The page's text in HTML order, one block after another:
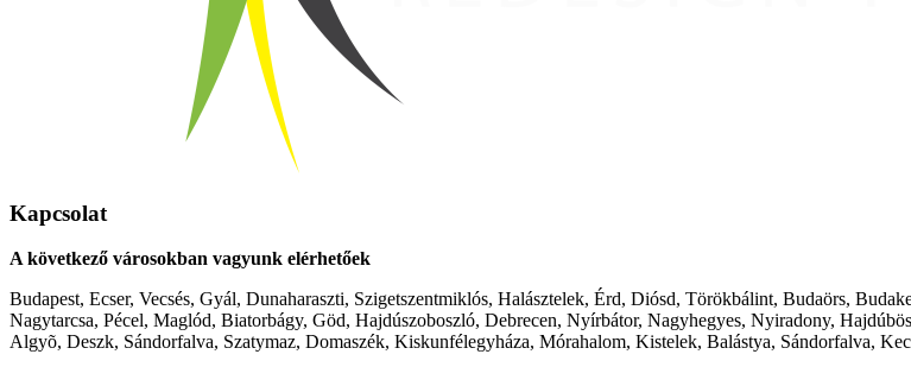
Kapcsolat
A következő városokban vagyunk elérhetőek
Budapest, Ecser, Vecsés, Gyál, Dunaharaszti, Szigetszentmiklós, Halásztelek, Érd, Diósd, Törökbálint, Budaörs,
Nagytarcsa, Pécel, Maglód, Biatorbágy, Göd, Hajdúszoboszló, Debrecen, Nyírbátor, Nagyhegyes, Nyiradony,
Algyõ, Deszk, Sándorfalva, Szatymaz, Domaszék, Kiskunfélegyháza, Mórahalom, Kistelek, Balástya, Sándorfalva,